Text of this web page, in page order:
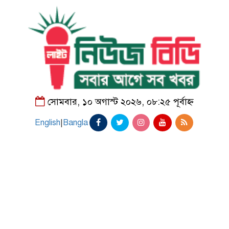
সোমবার, ১০ অগাস্ট ২০২৬, ০৮:২৫ পূর্বাহ্ন
English Bangla